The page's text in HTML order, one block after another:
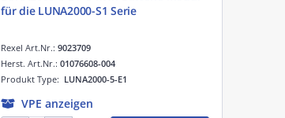
für die LUNA2000-S1 Serie
Rexel Art.Nr.: 9023709
Produkt Type: LUNA2000-5-E1
Herst. Art.Nr.: 01076608-004
VPE anzeigen